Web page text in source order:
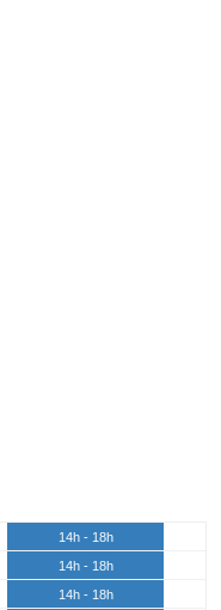
14h - 18h
14h - 18h
14h - 18h